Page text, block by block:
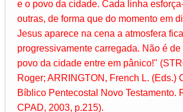
e o povo da cidade. Cada linha
outras, de forma que do momento em
Jesus aparece na cena a atmosfera fica
progressivamente carregada. Não é
povo da cidade entre em pânico!"
Roger; ARRINGTON, French L. (Eds.)
Bíblico Pentecostal Novo Testamento.
CPAD, 2003, p.215).